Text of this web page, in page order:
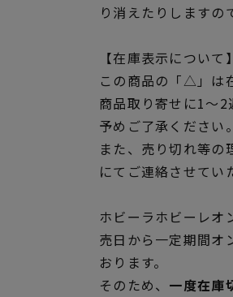
り消えたりしますの
【在庫表示について】
この商品の「△」は
商品取り寄せに1～
予めご了承ください。
また、売り切れ等の
にてご連絡させてい
ホビーラホビーレオ
売日から一定期間オ
おります。
そのため、 一度在庫